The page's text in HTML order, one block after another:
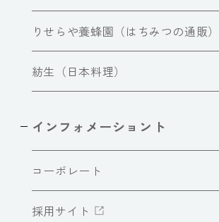
りせらや養蜂園（はちみつの通販）
紡生（日本料理）
インフォメーショント
コーポレート
採用サイト